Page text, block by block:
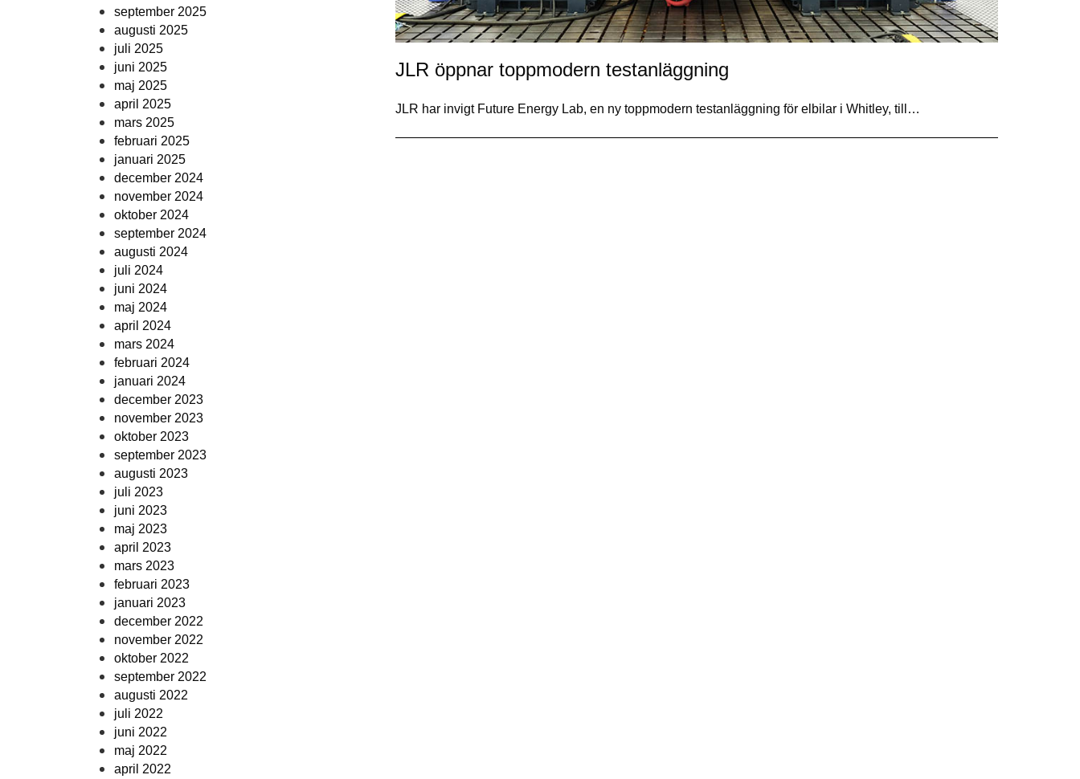
september 2025
augusti 2025
juli 2025
juni 2025
maj 2025
april 2025
mars 2025
februari 2025
januari 2025
december 2024
november 2024
oktober 2024
september 2024
augusti 2024
juli 2024
juni 2024
maj 2024
april 2024
mars 2024
februari 2024
januari 2024
december 2023
november 2023
oktober 2023
september 2023
augusti 2023
juli 2023
juni 2023
maj 2023
april 2023
mars 2023
februari 2023
januari 2023
december 2022
november 2022
oktober 2022
september 2022
augusti 2022
juli 2022
juni 2022
maj 2022
april 2022
JLR öppnar toppmodern testanläggning
JLR har invigt Future Energy Lab, en ny toppmodern testanläggning för elbilar i Whitley, till…